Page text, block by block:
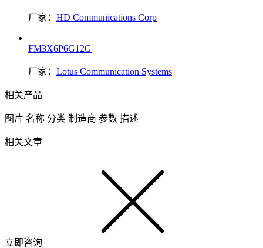
厂家： HD Communications Corp
FM3X6P6G12G
厂家： Lotus Communication Systems
相关产品
图片 名称 分类 制造商 参数 描述
相关文章
立即咨询